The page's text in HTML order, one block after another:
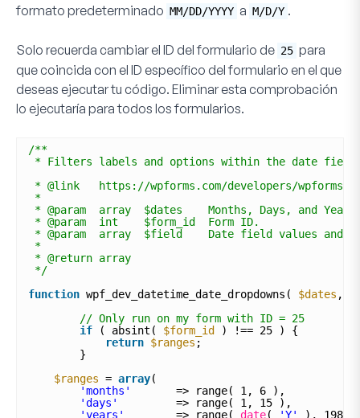
formato predeterminado MM/DD/YYYY a M/D/Y .
Solo recuerda cambiar el ID del formulario de 25 para
que coincida con el ID específico del formulario en el que
deseas ejecutar tu código. Eliminar esta comprobación
lo ejecutaría para todos los formularios.
/**
* Filters labels and options within the date
* @link   https://wpforms.com/developers/
*
* @param  array  $dates    Months, Days, and
* @param  int    $form_id  Form ID.
* @param  array  $field    Date field values and
*
* @return array
*/
function wpf_dev_datetime_date_dropdowns( $dates ,
// Only run on my form with ID = 25
if
( absint( $form_id
) !== 25 ) {
return $ranges ;
}
$ranges = array(
'months'
=> range( 1, 6 ),
'days'
=> range( 1, 15 ),
'years'
=> range( date( 'Y' ), 1980